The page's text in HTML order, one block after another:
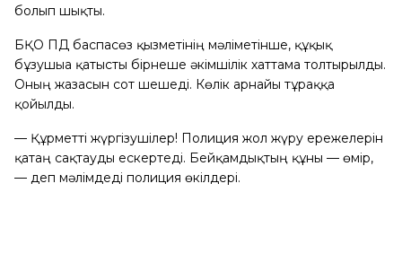
болып шықты.
БҚО ПД баспасөз қызметінің мәліметінше, құқық
бұзушыға қатысты бірнеше әкімшілік хаттама толтырылды.
Оның жазасын сот шешеді. Көлік арнайы тұраққа
қойылды.
— Құрметті жүргізушілер! Полиция жол жүру ережелерін
қатаң сақтауды ескертеді. Бейқамдықтың құны — өмір,
— деп мәлімдеді полиция өкілдері.